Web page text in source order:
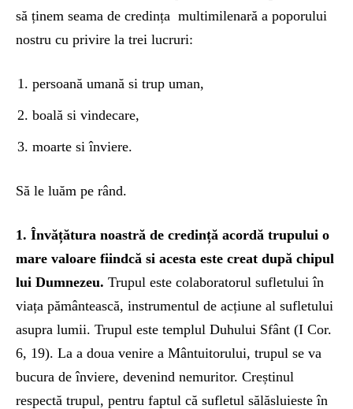
să ținem seama de credința multimilenară a poporului
nostru cu privire la trei lucruri:
persoană umană si trup uman,
boală si vindecare,
moarte si înviere.
Să le luăm pe rând.
1. Învățătura noastră de credință acordă trupului o
mare valoare fiindcă si acesta este creat după chipul
lui Dumnezeu. Trupul este colaboratorul sufletului în
viața pământească, instrumentul de acțiune al sufletului
asupra lumii. Trupul este templul Duhului Sfânt (I Cor.
6, 19). La a doua venire a Mântuitorului, trupul se va
bucura de înviere, devenind nemuritor. Creștinul
respectă trupul, pentru faptul că sufletul sălăsluieste în